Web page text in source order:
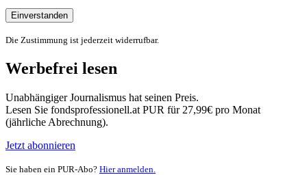
Einverstanden
Die Zustimmung ist jederzeit widerrufbar.
Werbefrei lesen
Unabhängiger Journalismus hat seinen Preis.
Lesen Sie fondsprofessionell.at PUR für 27,99€ pro Monat
(jährliche Abrechnung).
Jetzt abonnieren
Sie haben ein PUR-Abo? Hier anmelden.